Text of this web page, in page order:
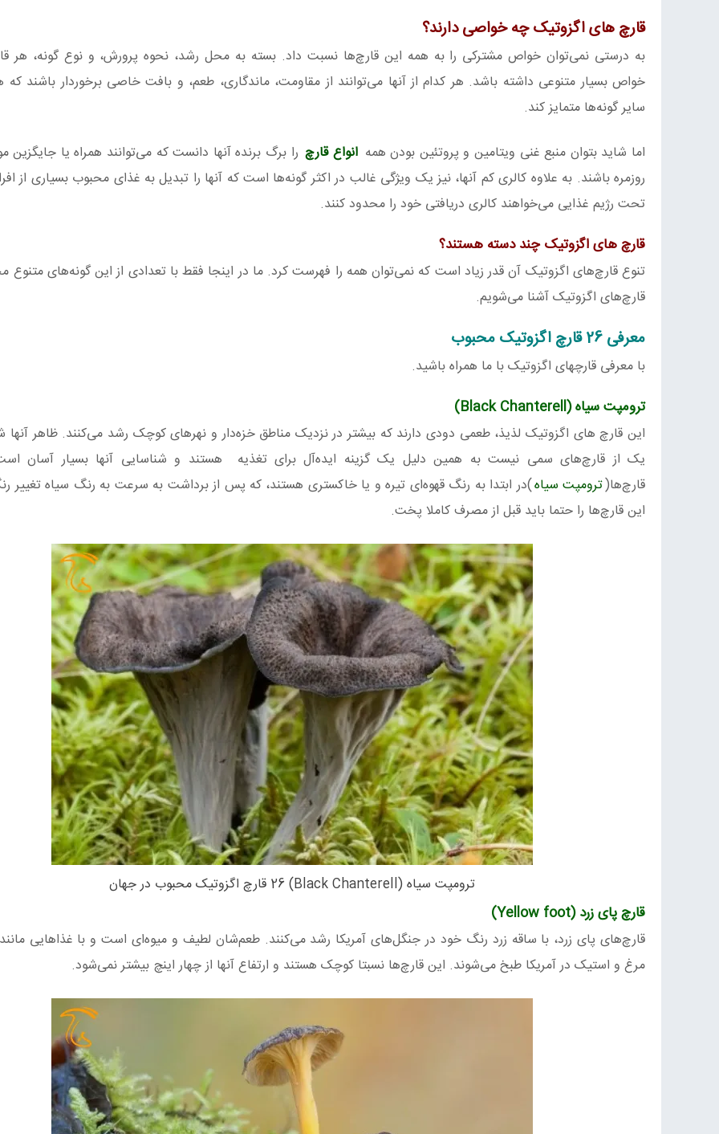
قارچ های اگزوتیکچه خواصی دارند؟
به درستی نمی‌توان خواص مشترکی را به همه این قارچ‌ها نسبت داد. بسته به محل رشد، نحوه پرورش، و نوع گونه، هر
خواص بسیار متنوعی داشته باشد. هر کدام از آنها می‌توانند از مقاومت، ماندگاری، طعم، و بافت خاصی برخوردار باشند که
سایر گونه‌ها متمایز کند.
اما شاید بتوان منبع غنی ویتامین و پروتئین بودن همه انواع قارچ را برگ برنده آنها دانست که می‌توانند همراه یا جایگزین
روزمره باشند. به علاوه کالری کم آنها، نیز یک ویژگی غالب در اکثر گونه‌ها است که آنها را تبدیل به غذای محبوب بسیاری از
تحت رژیم غذایی می‌خواهند کالری دریافتی خود را محدود کنند.
قارچ های اگزوتیک چند دسته هستند؟
تنوع قارچ‌های اگزوتیک آن قدر زیاد است که نمی‌توان همه را فهرست کرد. ما در اینجا فقط با تعدادی از این گونه‌های متنوع
قارچ‌های اگزوتیک آشنا می‌شویم.
معرفی 26 قارچ اگزوتیک محبوب
با معرفی قارچهای اگزوتیک با ما همراه باشید.
ترومپت سیاه (Black Chanterell)
این قارچ های اگزوتیک لذیذ، طعمی دودی دارند که بیشتر در نزدیک مناطق خزه‌دار و نهرهای کوچک رشد می‌کنند. ظاهر آنها
یک از قارچ‌های سمی نیست به همین دلیل یک گزینه ایده‌آل برای تغذیه هستند و شناسایی آنها بسیار آسان
قارچ‌ها(ترومپت سیاه)در ابتدا به رنگ قهوه‌ای تیره و یا خاکستری هستند، که پس از برداشت به سرعت به رنگ سیاه تغییر
این قارچ‌ها را حتما باید قبل از مصرف کاملا پخت.
ترومپت سیاه (Black Chanterell) 26 قارچ اگزوتیک محبوب در جهان
قارچ پای زرد (Yellow foot
)
قارچ‌های پای زرد، با ساقه زرد رنگ خود در جنگل‌های آمریکا رشد می‌کنند. طعم‌شان لطیف و میوه‌ای است و با غذاهایی
مرغ و استیک در آمریکا طبخ می‌شوند. این قارچ‌ها نسبتا کوچک هستند و ارتفاع آنها از چهار اینچ بیشتر نمی‌شود.